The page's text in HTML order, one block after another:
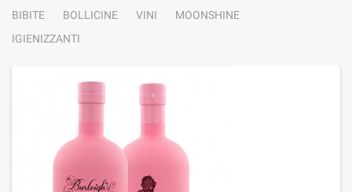
BIBITE
BOLLICINE VINI
MOONSHINE
IGIENIZZANTI